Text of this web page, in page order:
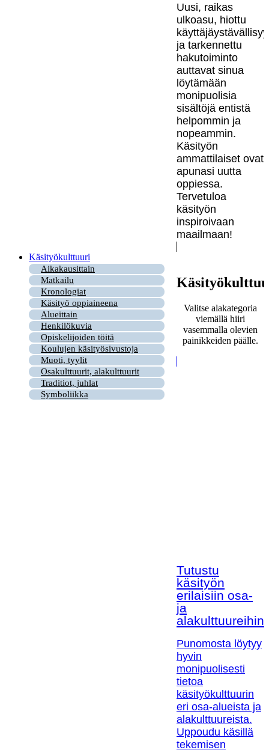
Uusi, raikas
ulkoasu, hiottu
ja tarkennettu
hakutoiminto
auttavat sinua
löytämään
monipuolisia
sisältöjä entistä
helpommin ja
nopeammin.
Käsityön
ammattilaiset ovat
apunasi uutta
oppiessa.
Tervetuloa
käsityön
inspiroivaan
maailmaan!
Käsityökulttuuri
Aikakausittain
Matkailu
Kronologiat
Käsityö oppiaineena
Alueittain
Henkilökuvia
Opiskelijoiden töitä
Koulujen käsityösivustoja
Muoti, tyylit
Osakulttuurit, alakulttuurit
Traditiot, juhlat
Symboliikka
Valitse alakategoria
viemällä hiiri
vasemmalla olevien
painikkeiden päälle.
Tutustu
käsityön
erilaisiin osa-
ja
alakulttuureihin!
Punomosta löytyy
hyvin
monipuolisesti
tietoa
käsityökulttuurin
eri osa-alueista ja
alakulttuureista.
Uppoudu käsillä
tekemisen